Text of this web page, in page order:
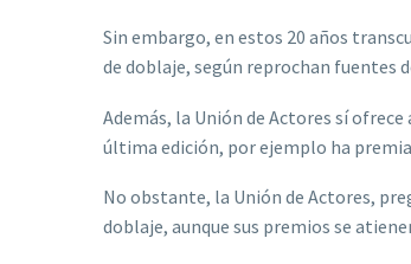
Sin embargo, en estos 20 años
de doblaje, según reprochan fuentes
Además, la Unión de Actores sí
última edición, por ejemplo ha
No obstante, la Unión de Actores,
doblaje, aunque sus premios se